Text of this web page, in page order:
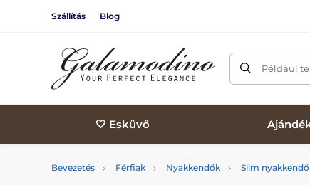
Szállítás Blog
Például
🤍 Esküvő
Bevezetés Férfiak Nyakkendők Slim